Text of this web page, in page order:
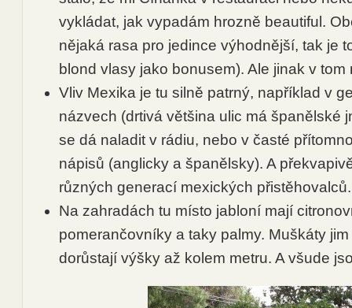
vykládat, jak vypadám hrozně beautiful.
nějaká rasa pro jedince výhodnější, tak je
blond vlasy jako bonusem). Ale jinak v
Vliv Mexika je tu silně patrný, například v
názvech (drtivá většina ulic má španělské
se dá naladit v rádiu, nebo v časté
nápisů (anglicky a španělsky). A
různých generací mexických přistěhovalců.
Na zahradách tu místo jabloní mají
pomerančovníky a taky palmy. Muškáty
dorůstají výšky až kolem metru. A všude